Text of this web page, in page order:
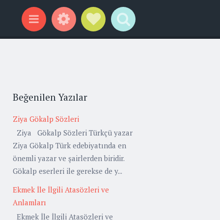
Menu WidgetsSocial Links
Search
Beğenilen Yazılar
Ziya Gökalp Sözleri
Ziya Gökalp Sözleri Türkçü yazar
Ziya Gökalp Türk edebiyatında en
önemli yazar ve şairlerden biridir.
Gökalp eserleri ile gerekse de y...
Ekmek İle İlgili Atasözleri ve
Anlamları
Ekmek İle İlgili Atasözleri ve